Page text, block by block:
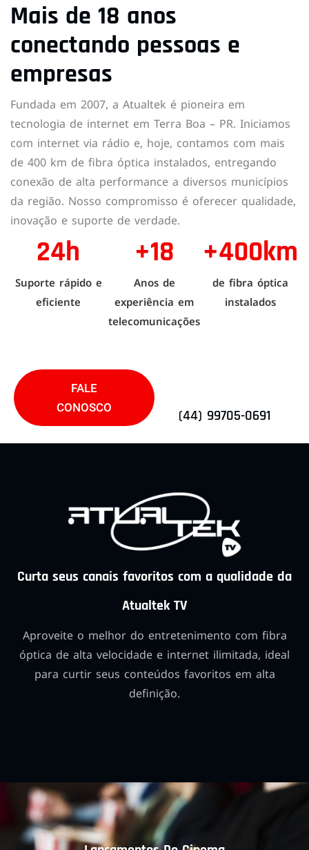
Mais de 18 anos
conectando pessoas e
empresas
Fundada em 2007, a Atualtek é pioneira em
tecnologia de internet em Terra Boa – PR. Iniciamos
com internet via rádio e, hoje, contamos com mais
de 400 km de fibra óptica instalados, entregando
conexão de alta performance a diversos municípios
da região. Nosso compromisso é oferecer qualidade,
inovação e suporte de verdade.
24h
Suporte rápido e
eficiente
+18
Anos de
experiência em
telecomunicações
+400km
de fibra óptica
instalados
FALE
CONOSCO
(44) 99705-0691
Curta seus canais favoritos com a qualidade da
Atualtek TV
Aproveite o melhor do entretenimento com fibra
óptica de alta velocidade e internet ilimitada, ideal
para curtir seus conteúdos favoritos em alta
definição.